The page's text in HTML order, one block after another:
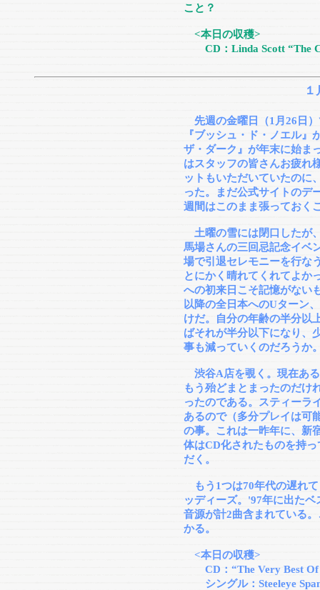
こと？
<本日の収穫>
CD：Linda Scott “The
先週の金曜日（1月26日
『ブッシュ・ド・ノエル
ザ・ダーク』が年末に始ま
はスタッフの皆さんお疲れ
ットもいただいていたのに
った。まだ公式サイトのデ
週間はこのまま張っておく
土曜の雪には閉口したが
馬場さんの三回忌記念イベ
場で引退セレモニーを行な
とにかく晴れてくれてよか
への初来日こそ記憶がない
以降の全日本へのUターン
けだ。自分の年齢の半分以
ばそれが半分以下になり、
事も減っていくのだろうか
渋谷A店を覗く。現在あ
もう殆どまとまったのだけ
ったのである。スティーラ
あるので（多分プレイは可
の事。これは一昨年に、新
体はCD化されたものを持
だく。
もう1つは70年代の遅れ
ッディーズ。'97年に出た
音源が計2曲含まれている
かる。
<本日の収穫>
CD：“The Very Best Of
シングル：Steeleye